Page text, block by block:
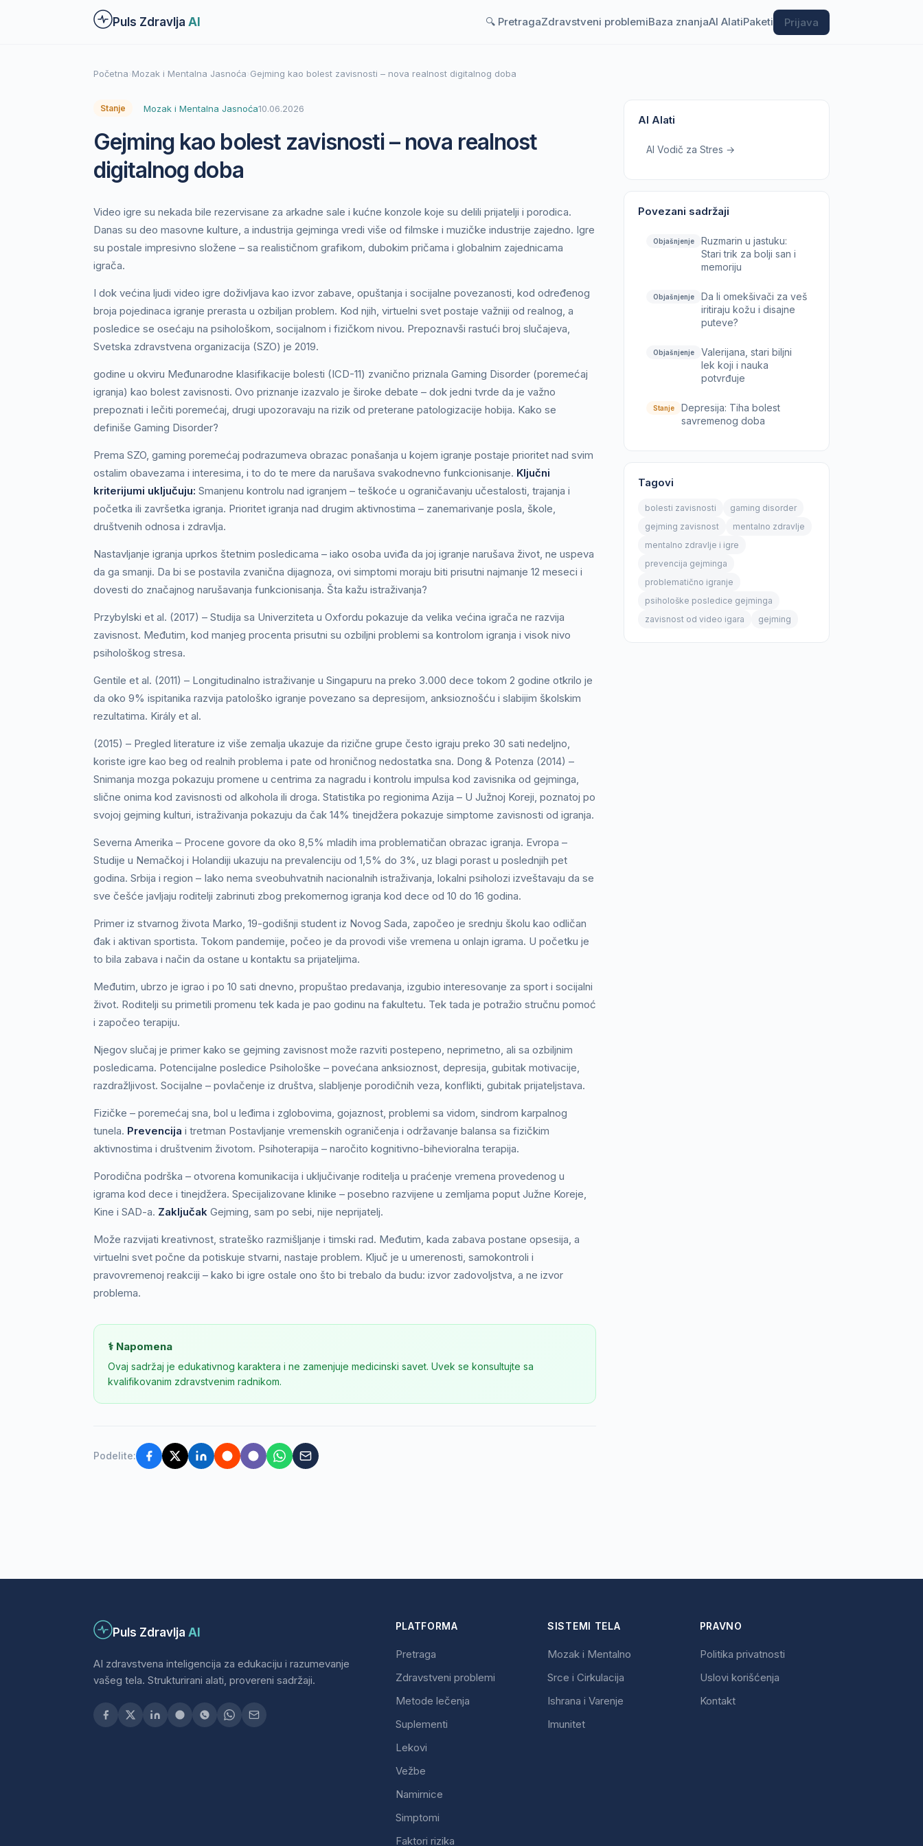
Puls Zdravlja AI 🔍 PretragaZdravstveni problemiBaza znanjaAI AlatiPaketi Prijava
Početna Mozak i Mentalna Jasnoća Gejming kao bolest zavisnosti – nova realnost digitalnog doba
Stanje Mozak i Mentalna Jasnoća10.06.2026
Gejming kao bolest zavisnosti – nova realnost
digitalnog doba
Video igre su nekada bile rezervisane za arkadne sale i kućne konzole koje su delili prijatelji i porodica.
Danas su deo masovne kulture, a industrija gejminga vredi više od filmske i muzičke industrije zajedno. Igre
su postale impresivno složene – sa realističnom grafikom, dubokim pričama i globalnim zajednicama
igrača.
I dok većina ljudi video igre doživljava kao izvor zabave, opuštanja i socijalne povezanosti, kod određenog
broja pojedinaca igranje prerasta u ozbiljan problem. Kod njih, virtuelni svet postaje važniji od realnog, a
posledice se osećaju na psihološkom, socijalnom i fizičkom nivou. Prepoznavši rastući broj slučajeva,
Svetska zdravstvena organizacija (SZO) je 2019.
godine u okviru Međunarodne klasifikacije bolesti (ICD-11) zvanično priznala Gaming Disorder (poremećaj
igranja) kao bolest zavisnosti. Ovo priznanje izazvalo je široke debate – dok jedni tvrde da je važno
prepoznati i lečiti poremećaj, drugi upozoravaju na rizik od preterane patologizacije hobija. Kako se
definiše Gaming Disorder?
Prema SZO, gaming poremećaj podrazumeva obrazac ponašanja u kojem igranje postaje prioritet nad svim
ostalim obavezama i interesima, i to do te mere da narušava svakodnevno funkcionisanje. Ključni
kriterijumi uključuju: Smanjenu kontrolu nad igranjem – teškoće u ograničavanju učestalosti, trajanja i
početka ili završetka igranja. Prioritet igranja nad drugim aktivnostima – zanemarivanje posla, škole,
društvenih odnosa i zdravlja.
Nastavljanje igranja uprkos štetnim posledicama – iako osoba uviđa da joj igranje narušava život, ne uspeva
da ga smanji. Da bi se postavila zvanična dijagnoza, ovi simptomi moraju biti prisutni najmanje 12 meseci i
dovesti do značajnog narušavanja funkcionisanja. Šta kažu istraživanja?
Przybylski et al. (2017) – Studija sa Univerziteta u Oxfordu pokazuje da velika većina igrača ne razvija
zavisnost. Međutim, kod manjeg procenta prisutni su ozbiljni problemi sa kontrolom igranja i visok nivo
psihološkog stresa.
Gentile et al. (2011) – Longitudinalno istraživanje u Singapuru na preko 3.000 dece tokom 2 godine otkrilo je
da oko 9% ispitanika razvija patološko igranje povezano sa depresijom, anksioznošću i slabijim školskim
rezultatima. Király et al.
(2015) – Pregled literature iz više zemalja ukazuje da rizične grupe često igraju preko 30 sati nedeljno,
koriste igre kao beg od realnih problema i pate od hroničnog nedostatka sna. Dong & Potenza (2014) –
Snimanja mozga pokazuju promene u centrima za nagradu i kontrolu impulsa kod zavisnika od gejminga,
slične onima kod zavisnosti od alkohola ili droga. Statistika po regionima Azija – U Južnoj Koreji, poznatoj po
svojoj gejming kulturi, istraživanja pokazuju da čak 14% tinejdžera pokazuje simptome zavisnosti od igranja.
Severna Amerika – Procene govore da oko 8,5% mladih ima problematičan obrazac igranja. Evropa –
Studije u Nemačkoj i Holandiji ukazuju na prevalenciju od 1,5% do 3%, uz blagi porast u poslednjih pet
godina. Srbija i region – Iako nema sveobuhvatnih nacionalnih istraživanja, lokalni psiholozi izveštavaju da se
sve češće javljaju roditelji zabrinuti zbog prekomernog igranja kod dece od 10 do 16 godina.
Primer iz stvarnog života Marko, 19-godišnji student iz Novog Sada, započeo je srednju školu kao odličan
đak i aktivan sportista. Tokom pandemije, počeo je da provodi više vremena u onlajn igrama. U početku je
to bila zabava i način da ostane u kontaktu sa prijateljima.
Međutim, ubrzo je igrao i po 10 sati dnevno, propuštao predavanja, izgubio interesovanje za sport i socijalni
život. Roditelji su primetili promenu tek kada je pao godinu na fakultetu. Tek tada je potražio stručnu pomoć
i započeo terapiju.
Njegov slučaj je primer kako se gejming zavisnost može razviti postepeno, neprimetno, ali sa ozbiljnim
posledicama. Potencijalne posledice Psihološke – povećana anksioznost, depresija, gubitak motivacije,
razdražljivost. Socijalne – povlačenje iz društva, slabljenje porodičnih veza, konflikti, gubitak prijateljstava.
Fizičke – poremećaj sna, bol u leđima i zglobovima, gojaznost, problemi sa vidom, sindrom karpalnog
tunela. Prevencija i tretman Postavljanje vremenskih ograničenja i održavanje balansa sa fizičkim
aktivnostima i društvenim životom. Psihoterapija – naročito kognitivno-bihevioralna terapija.
Porodična podrška – otvorena komunikacija i uključivanje roditelja u praćenje vremena provedenog u
igrama kod dece i tinejdžera. Specijalizovane klinike – posebno razvijene u zemljama poput Južne Koreje,
Kine i SAD-a. Zaključak Gejming, sam po sebi, nije neprijatelj.
Može razvijati kreativnost, strateško razmišljanje i timski rad. Međutim, kada zabava postane opsesija, a
virtuelni svet počne da potiskuje stvarni, nastaje problem. Ključ je u umerenosti, samokontroli i
pravovremenoj reakciji – kako bi igre ostale ono što bi trebalo da budu: izvor zadovoljstva, a ne izvor
problema.
⚕️ Napomena
Ovaj sadržaj je edukativnog karaktera i ne zamenjuje medicinski savet. Uvek se konsultujte sa
kvalifikovanim zdravstvenim radnikom.
Podelite:
AI Alati
AI Vodič za Stres →
Povezani sadržaji
Objašnjenje
Ruzmarin u jastuku:
Stari trik za bolji san i
memoriju
Objašnjenje
Da li omekšivači za veš
iritiraju kožu i disajne
puteve?
Objašnjenje
Valerijana, stari biljni
lek koji i nauka
potvrđuje
Stanje
Depresija: Tiha bolest
savremenog doba
Tagovi
bolesti zavisnosti
gaming disorder
gejming zavisnost
mentalno zdravlje
mentalno zdravlje i igre
prevencija gejminga
problematično igranje
psihološke posledice gejminga
zavisnost od video igara
gejming
Puls Zdravlja AI
AI zdravstvena inteligencija za edukaciju i razumevanje
vašeg tela. Strukturirani alati, provereni sadržaji.
PLATFORMA
Pretraga
Zdravstveni problemi
Metode lečenja
Suplementi
Lekovi
Vežbe
Namirnice
Simptomi
Faktori rizika
SISTEMI TELA
Mozak i Mentalno
Srce i Cirkulacija
Ishrana i Varenje
Imunitet
PRAVNO
Politika privatnosti
Uslovi korišćenja
Kontakt